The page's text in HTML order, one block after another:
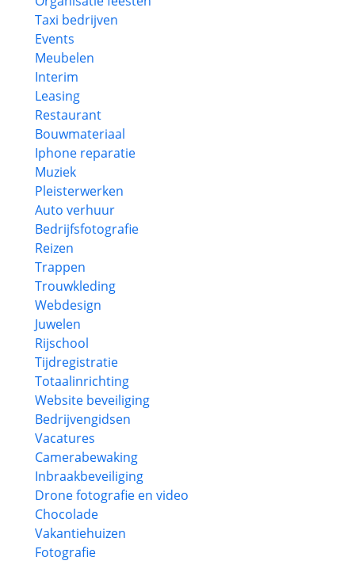
Taxi bedrijven
Events
Meubelen
Interim
Leasing
Restaurant
Bouwmateriaal
Iphone reparatie
Muziek
Pleisterwerken
Auto verhuur
Bedrijfsfotografie
Reizen
Trappen
Trouwkleding
Webdesign
Juwelen
Rijschool
Tijdregistratie
Totaalinrichting
Website beveiliging
Bedrijvengidsen
Vacatures
Camerabewaking
Inbraakbeveiliging
Drone fotografie en video
Chocolade
Vakantiehuizen
Fotografie